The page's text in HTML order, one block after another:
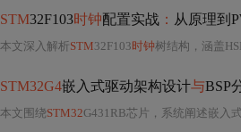
STM32F103时钟配置实战 ： 从原理到
本文深入解析STM32F103时钟树结构，涵盖
STM32G4嵌入式驱动架构设计与BSP
本文围绕STM32G431RB芯片，系统阐述嵌入